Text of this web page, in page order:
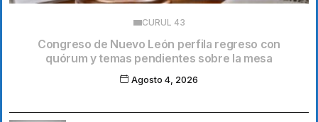
CURUL 43
Congreso de Nuevo León perfila regreso con
quórum y temas pendientes sobre la mesa
Agosto 4, 2026